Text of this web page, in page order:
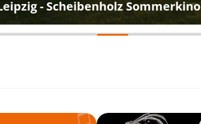
- Scheibenholz Sommerkino